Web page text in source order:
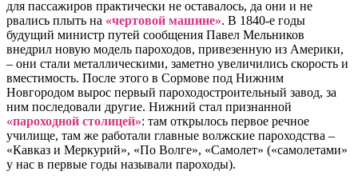
для пассажиров практически не оставалось, да они и не
рвались плыть на «чертовой машине». В 1840-е годы
будущий министр путей сообщения Павел Мельников
внедрил новую модель пароходов, привезенную из Америки,
– они стали металлическими, заметно увеличились скорость и
вместимость. После этого в Сормове под Нижним
Новгородом вырос первый пароходостроительный завод, за
ним последовали другие. Нижний стал признанной
«пароходной столицей»: там открылось первое речное
училище, там же работали главные волжские пароходства –
«Кавказ и Меркурий», «По Волге», «Самолет» («самолетами»
у нас в первые годы называли пароходы).